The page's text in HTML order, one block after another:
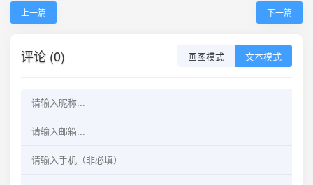
上一篇 下一篇
评论 (0) 画图模式 文本模式